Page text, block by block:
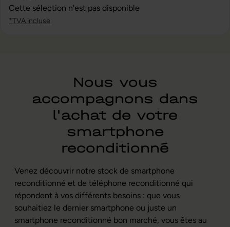
Cette sélection n'est pas disponible
*TVA incluse
Nous vous
accompagnons dans
l'achat de votre
smartphone
reconditionné
Venez découvrir notre stock de smartphone
reconditionné et de téléphone reconditionné qui
répondent à vos différents besoins : que vous
souhaitiez le dernier smartphone ou juste un
smartphone reconditionné bon marché, vous êtes au